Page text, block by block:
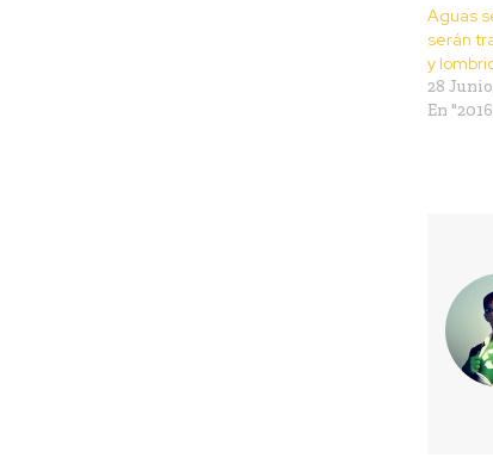
Aguas
serán
y
28
En